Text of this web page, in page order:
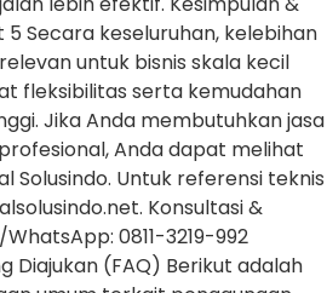
5 Secara keseluruhan, kelebihan
untuk bisnis skala kecil
fleksibilitas serta kemudahan
Jika Anda membutuhkan jasa
Anda dapat melihat
Solusindo. Untuk referensi teknis
Konsultasi &
0811-3219-992
Diajukan (FAQ) Berikut adalah